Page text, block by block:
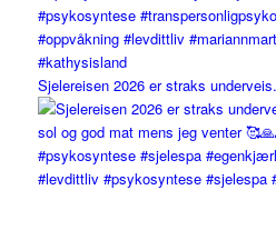
Sjelereisen 2026 er straks
#levdittliv #psykosyntese #sjelespa